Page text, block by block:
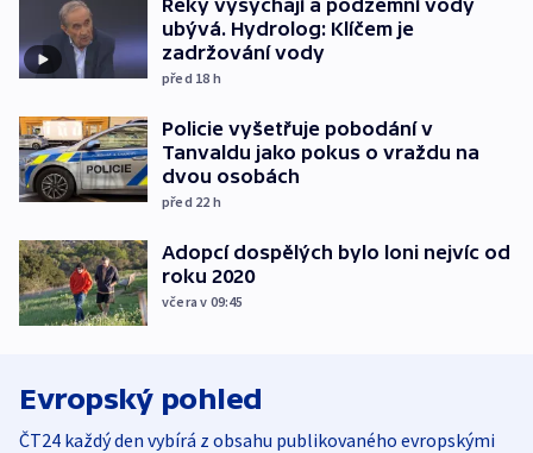
Řeky vysychají a podzemní vody
ubývá. Hydrolog: Klíčem je
zadržování vody
před 18 h
Policie vyšetřuje pobodání v
Tanvaldu jako pokus o vraždu na
dvou osobách
před 22 h
Adopcí dospělých bylo loni nejvíc od
roku 2020
včera v 09:45
Evropský pohled
ČT24 každý den vybírá z obsahu publikovaného evropskými